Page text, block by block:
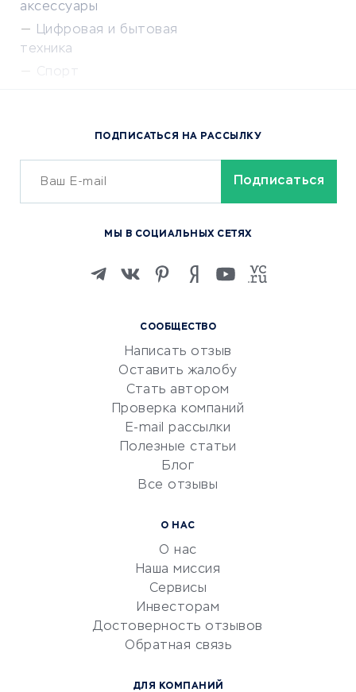
аксессуары
Цифровая и бытовая
техника
Спорт
Сервисы доставки
ОБУЧЕНИЕ И РАБОТА
Изучение иностранных
Маркетинг и продажи
Репетиторство
Красота и здоровье
Сервисы по поиску работы
Сетевой маркетинг
УСЛУГИ ДЛЯ БИЗНЕСА
документооборот
Юридические компании
СООБЩЕСТВО
Написать отзыв
Оставить жалобу
Стать автором
Проверка компаний
E-mail рассылки
Полезные статьи
Блог
Все отзывы
О НАС
О нас
Наша миссия
Сервисы
Инвесторам
Достоверность отзывов
Обратная связь
ДЛЯ КОМПАНИЙ
ПОДПИСАТЬСЯ НА РАССЫЛКУ
МЫ В СОЦИАЛЬНЫХ СЕТЯХ